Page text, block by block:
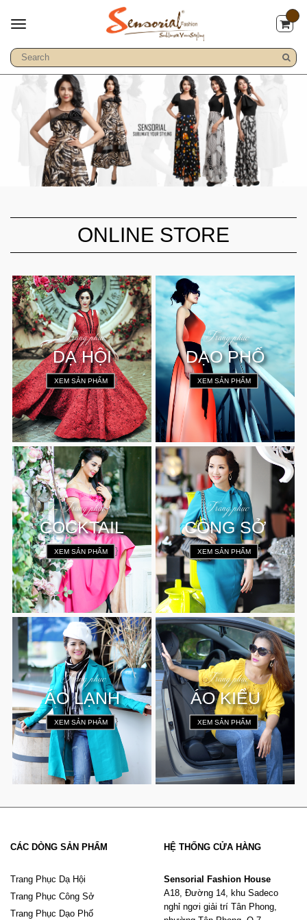
ONLINE STORE
Trang phục
DẠ HỘI
XEM SẢN PHẨM }
Trang phục
DẠO PHỐ
XEM SẢN PHẨM }
Trang phục
COCKTAIL
XEM SẢN PHẨM }
Trang phục
CÔNG SỞ
XEM SẢN PHẨM }
Trang phục
ÁO LẠNH
XEM SẢN PHẨM }
Trang phục
ÁO KIỂU
XEM SẢN PHẨM }
CÁC DÒNG SẢN PHẨM
Trang Phục Dạ Hội
Trang Phục Công Sở
Trang Phục Dạo Phố
HỆ THỐNG CỬA HÀNG
Sensorial Fashion House
A18, Đường 14, khu Sadeco
nghỉ ngơi giải trí Tân Phong,